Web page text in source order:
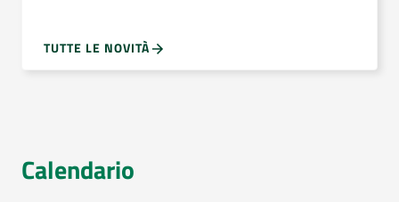
TUTTE LE NOVITÀ
Calendario